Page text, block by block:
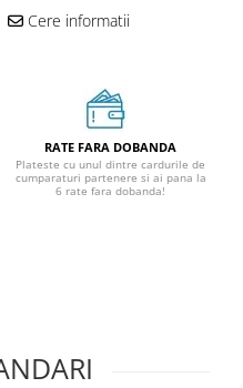
Cere informatii
RATE FARA DOBANDA
Plateste cu unul dintre cardurile de
cumparaturi partenere si ai pana la
6 rate fara dobanda!